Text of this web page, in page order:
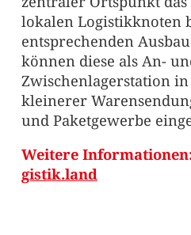
lokalen Logistikknoten
entsprechenden
können diese als An-
Zwischenlagerstation
kleinerer
und Paketgewerbe
Weitere
gistik.land